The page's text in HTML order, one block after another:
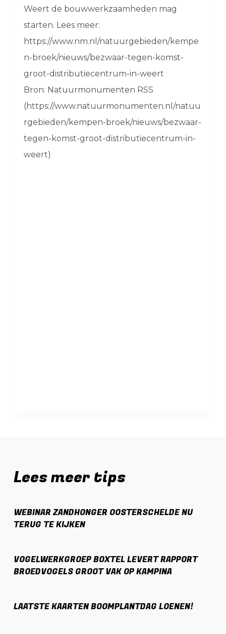
Weert de bouwwerkzaamheden mag
starten. Lees meer:
https://www.nm.nl/natuurgebieden/kempe
n-broek/nieuws/bezwaar-tegen-komst-
groot-distributiecentrum-in-weert
Bron: Natuurmonumenten RSS
(https://www.natuurmonumenten.nl/natuu
rgebieden/kempen-broek/nieuws/bezwaar-
tegen-komst-groot-distributiecentrum-in-
weert)
Lees meer tips
WEBINAR ZANDHONGER OOSTERSCHELDE NU
TERUG TE KIJKEN
VOGELWERKGROEP BOXTEL LEVERT RAPPORT
BROEDVOGELS GROOT VAK OP KAMPINA
LAATSTE KAARTEN BOOMPLANTDAG LOENEN!